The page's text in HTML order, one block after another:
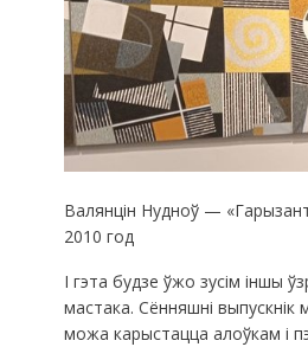
Валянцін Нудноў —
2010 год
І гэта будзе ўжо зусім іншы
мастака. Сённяшні выпускнік
можа карыстацца алоўкам і